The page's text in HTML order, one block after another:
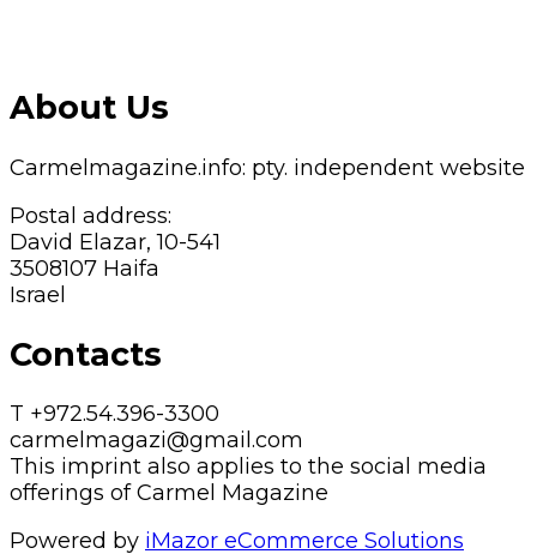
About Us
Carmelmagazine.info: pty. independent website
Postal address:
David Elazar, 10-541
3508107 Haifa
Israel
Contacts
T +972.54.396-3300
carmelmagazi@gmail.com
This imprint also applies to the social media
offerings of Carmel Magazine
Powered by iMazor eCommerce Solutions